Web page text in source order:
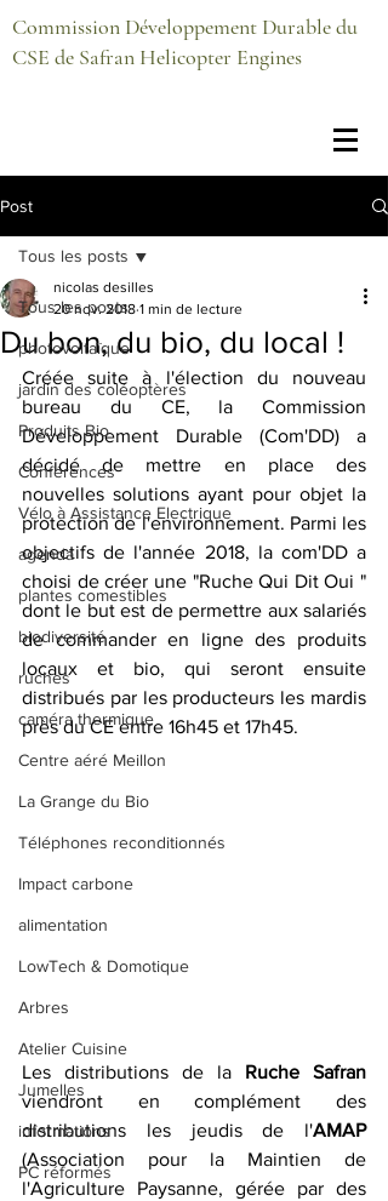
Commission Développement Durable du
CSE de Safran Helicopter Engines
Post
Tous les posts
photovoltaïque
jardin des coléoptères
Produits Bio
Conférences
Vélo à Assistance Electrique
agenda
plantes comestibles
biodiversité
ruches
caméra thermique
Centre aéré Meillon
La Grange du Bio
Téléphones reconditionnés
Impact carbone
alimentation
LowTech & Domotique
Arbres
Atelier Cuisine
Jumelles
informations
PC réformés
Tous les posts
Du bon, du bio, du local !
nicolas desilles
20 nov. 2018 1 min de lecture
Créée suite à l'élection du nouveau
bureau du CE, la Commission
Développement Durable (Com'DD) a
décidé de mettre en place des
nouvelles solutions ayant pour objet la
protection de l'environnement. Parmi les
objectifs de l'année 2018, la com'DD a
choisi de créer une "Ruche Qui Dit Oui "
dont le but est de permettre aux salariés
de commander en ligne des produits
locaux et bio, qui seront ensuite
distribués par les producteurs les mardis
près du CE entre 16h45 et 17h45.
Les distributions de la Ruche Safran
viendront en complément des
distributions les jeudis de l'
AMAP
(Association pour la Maintien de
l'Agriculture Paysanne, gérée par des